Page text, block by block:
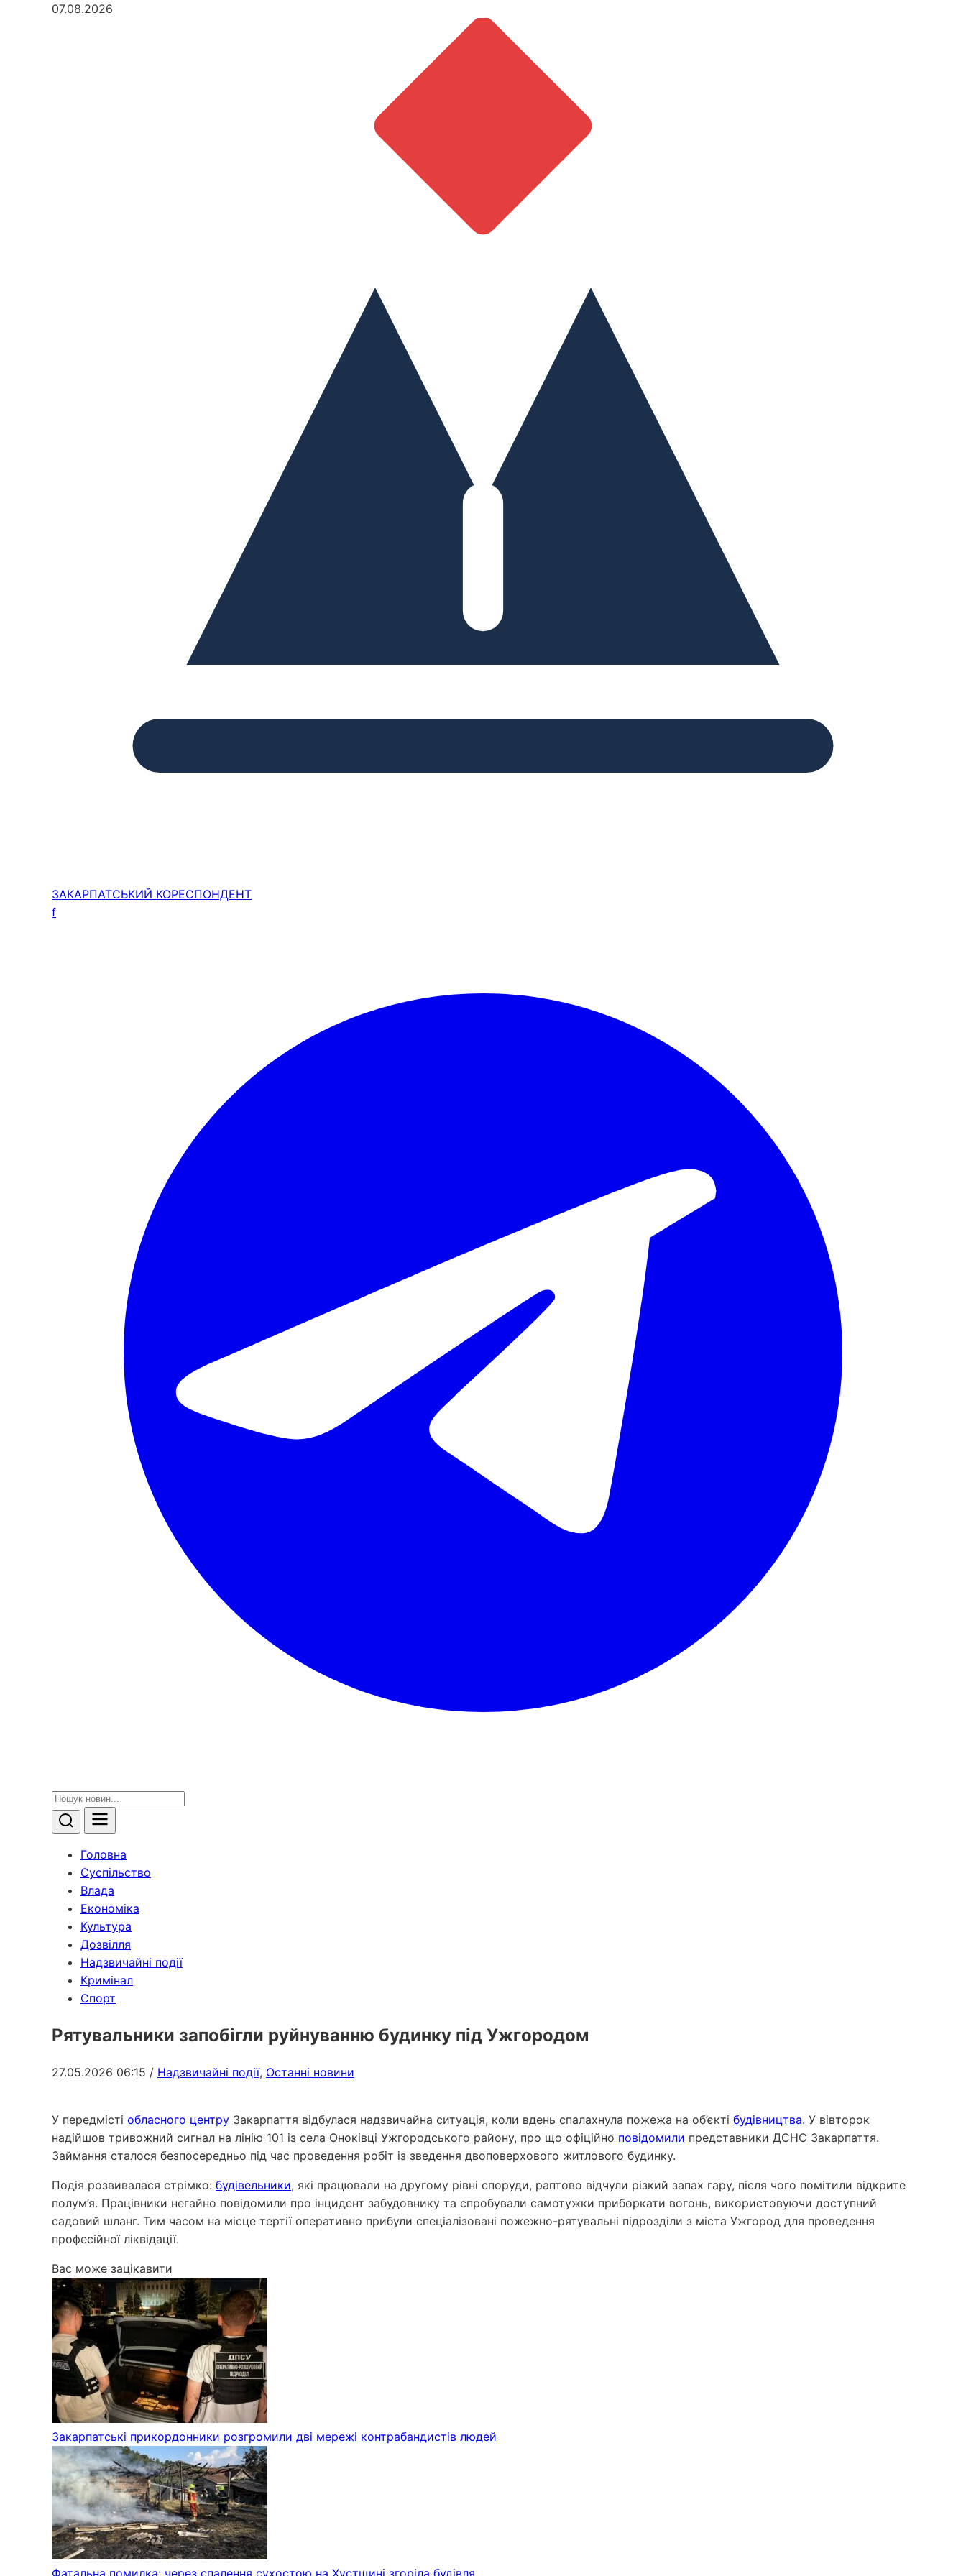
07.08.2026
ЗАКАРПАТСЬКИЙ КОРЕСПОНДЕНТ
f
Головна
Суспільство
Влада
Економіка
Культура
Дозвілля
Надзвичайні події
Кримінал
Спорт
Рятувальники запобігли руйнуванню будинку під Ужгородом
27.05.2026 06:15 / Надзвичайні події, Останні новини
У передмісті обласного центру Закарпаття відбулася надзвичайна ситуація, коли вдень спалахнула пожежа на об’єкті будівництва. У вівторок
надійшов тривожний сигнал на лінію 101 із села Оноківці Ужгородського району, про що офіційно повідомили представники ДСНС Закарпаття.
Займання сталося безпосередньо під час проведення робіт із зведення двоповерхового житлового будинку.
Подія розвивалася стрімко: будівельники, які працювали на другому рівні споруди, раптово відчули різкий запах гару, після чого помітили відкрите
полум’я. Працівники негайно повідомили про інцидент забудовнику та спробували самотужки приборкати вогонь, використовуючи доступний
садовий шланг. Тим часом на місце тертії оперативно прибули спеціалізовані пожежно-рятувальні підрозділи з міста Ужгород для проведення
професійної ліквідації.
Вас може зацікавити
Закарпатські прикордонники розгромили дві мережі контрабандистів людей
Фатальна помилка: через спалення сухостою на Хустщині згоріла будівля